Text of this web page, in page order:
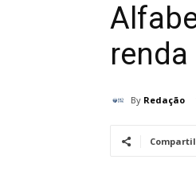
By Redação